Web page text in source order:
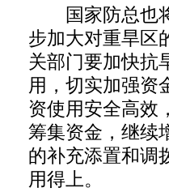
国家防总也将
步加大对重旱区
关部门要加快抗
用，切实加强资
资使用安全高效
筹集资金，继续
的补充添置和调
用得上。